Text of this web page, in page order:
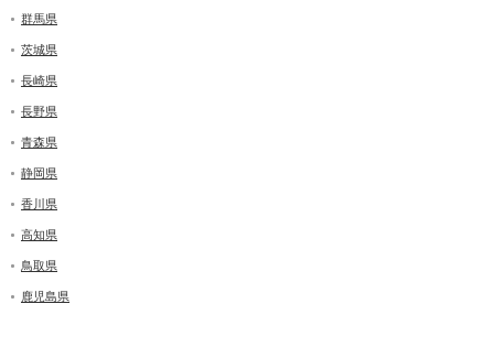
群馬県
茨城県
長崎県
長野県
青森県
静岡県
香川県
高知県
鳥取県
鹿児島県